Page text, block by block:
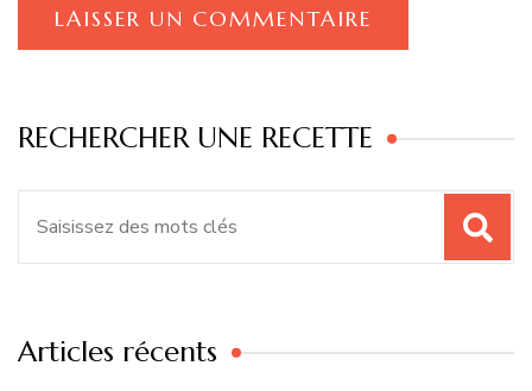
RECHERCHER UNE RECETTE
Articles récents